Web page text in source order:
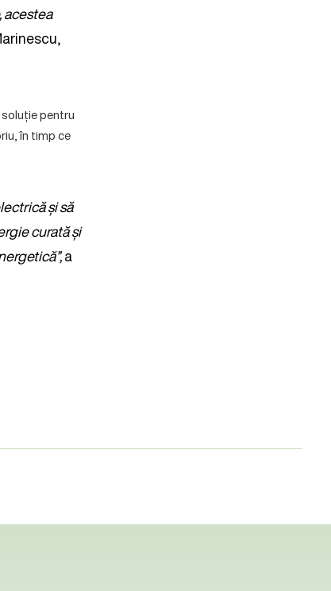
acestea
pentru
în timp ce
și să
curată și
a